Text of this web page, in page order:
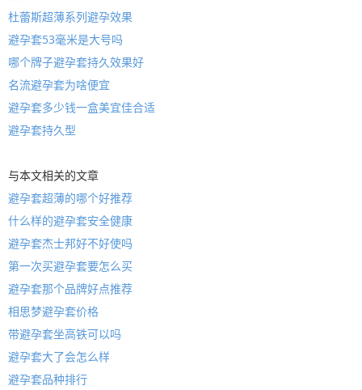
杜蕾斯超薄系列避孕效果
避孕套53毫米是大号吗
哪个牌子避孕套持久效果好
名流避孕套为啥便宜
避孕套多少钱一盒美宜佳合适
避孕套持久型
与本文相关的文章
避孕套超薄的哪个好推荐
什么样的避孕套安全健康
避孕套杰士邦好不好使吗
第一次买避孕套要怎么买
避孕套那个品牌好点推荐
相思梦避孕套价格
带避孕套坐高铁可以吗
避孕套大了会怎么样
避孕套品种排行